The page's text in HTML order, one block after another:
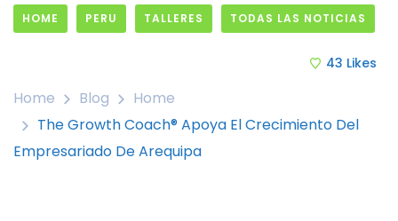
HOME PERU TALLERES TODAS LAS NOTICIAS
43 Likes
Home Blog
Home
The Growth Coach® Apoya El Crecimiento Del
Empresariado De Arequipa